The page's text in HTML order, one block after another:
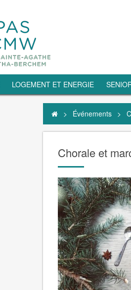
LOGEMENT ET ENERGIE
> Événements >
Chorale et